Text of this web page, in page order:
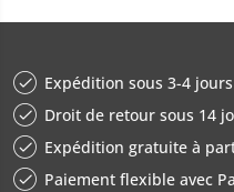
Expédition sous 3-4
Droit de retour sous 14
Expédition gratuite à
Paiement flexible avec